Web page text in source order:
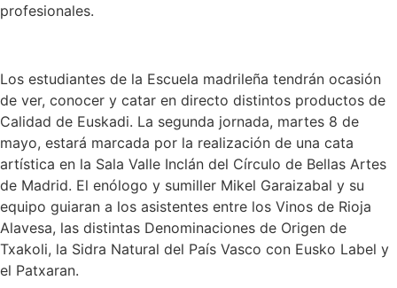
profesionales.
Los estudiantes de la Escuela madrileña tendrán ocasión
de ver, conocer y catar en directo distintos productos de
Calidad de Euskadi. La segunda jornada, martes 8 de
mayo, estará marcada por la realización de una cata
artística en la Sala Valle Inclán del Círculo de Bellas Artes
de Madrid. El enólogo y sumiller Mikel Garaizabal y su
equipo guiaran a los asistentes entre los Vinos de Rioja
Alavesa, las distintas Denominaciones de Origen de
Txakoli, la Sidra Natural del País Vasco con Eusko Label y
el Patxaran.